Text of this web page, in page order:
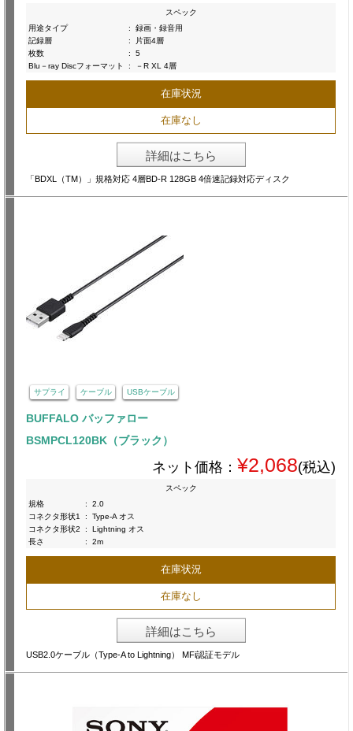
スペック
用途タイプ
:
録画・録音用
記録層
:
片面4層
枚数
:
5
Blu－ray Discフォーマット
: －R XL 4層
在庫状況
在庫なし
詳細はこちら
「BDXL（TM）」規格対応 4層BD-R 128GB 4倍速記録対応ディスク
サプライ ケーブル USBケーブル
BUFFALO バッファロー
BSMPCL120BK（ブラック）
ネット価格： ¥2,068(税込)
スペック
規格
:
2.0
コネクタ形状1
:
Type-A オス
コネクタ形状2
:
Lightning オス
長さ
: 2m
在庫状況
在庫なし
詳細はこちら
USB2.0ケーブル（Type-A to Lightning） MFi認証モデル